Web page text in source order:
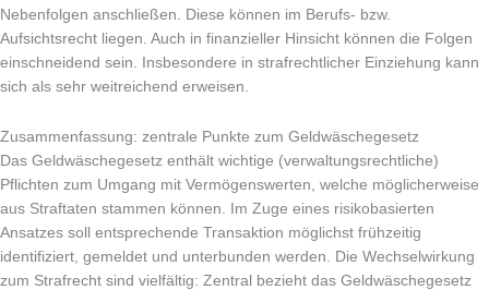
Nebenfolgen anschließen. Diese können im Berufs- bzw.
Aufsichtsrecht liegen. Auch in finanzieller Hinsicht können die Folgen
einschneidend sein. Insbesondere in strafrechtlicher Einziehung kann
sich als sehr weitreichend erweisen.
Zusammenfassung: zentrale Punkte zum Geldwäschegesetz
Das Geldwäschegesetz enthält wichtige (verwaltungsrechtliche)
Pflichten zum Umgang mit Vermögenswerten, welche möglicherweise
aus Straftaten stammen können. Im Zuge eines risikobasierten
Ansatzes soll entsprechende Transaktion möglichst frühzeitig
identifiziert, gemeldet und unterbunden werden. Die Wechselwirkung
zum Strafrecht sind vielfältig: Zentral bezieht das Geldwäschegesetz